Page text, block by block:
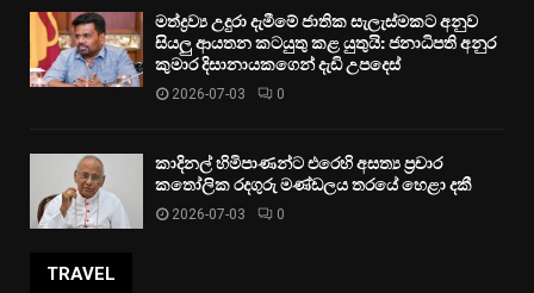
මත්ද්‍රව්‍ය උදුරා දැමීමේ ජාතික සැලැස්මකට අනුව
සියලු ආයතන කටයුතු කළ යුතුයි: ජනාධිපති අනුර
කුමාර දිසානායකගෙන් දැඩි උපදෙස්
2026-07-03 0
කාදිනල් හිමිපාණන්ට එරෙහි අසත්‍ය ප්‍රචාර
කතෝලික රදගුරු මණ්ඩලය තරයේ හෙළා දකී
2026-07-03 0
TRAVEL